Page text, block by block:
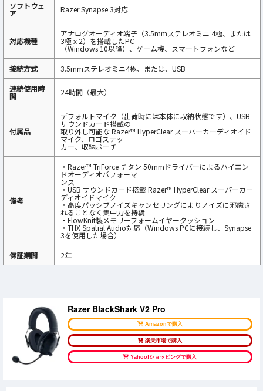
ソフトウェ
ア Razer Synapse 3対応
対応機種
アナログオーディオ端子（3.5mmステレオミニ 4極、または
3極 x 2）を搭載したPC
（Windows 10以降）、ゲーム機、スマートフォンなど
接続方式
3.5mmステレオミニ4極、または、USB
連続使用時
間 24時間（最大）
付属品
デフォルトマイク（出荷時には本体に収納状態です）、USB
サウンドカード搭載の
取り外し可能な Razer™ HyperClear スーパーカーディオイド
マイク、ロゴステッ
カー、収納ポーチ
備考
・Razer™ TriForce チタン 50mmドライバーによるハイエン
ドオーディオパフォーマ
ンス
・USB サウンドカード搭載 Razer™ HyperClear スーパーカー
ディオイドマイク
・高度パッシブノイズキャンセリングによりノイズに邪魔さ
れることなく集中力を持続
・FlowKnit製メモリーフォームイヤークッション
・THX Spatial Audio対応（Windows PCに接続し、Synapse
3を使用した場合）
保証期間
2年
Razer BlackShark V2 Pro
Amazonで購入
楽天市場で購入
Yahoo!ショッピングで購入